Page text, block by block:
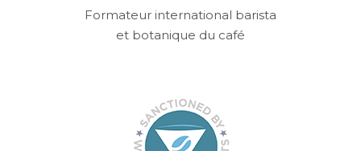
Formateur international barista
et botanique du café